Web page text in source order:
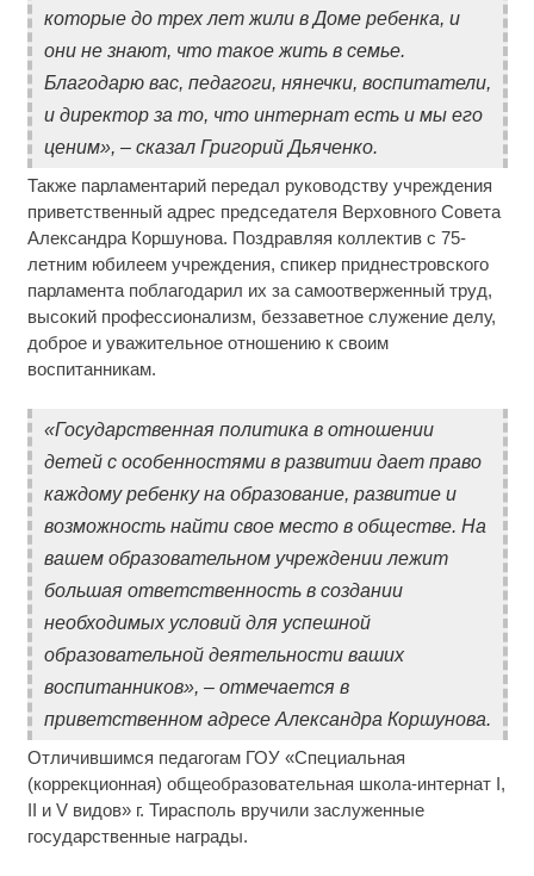
которые до трех лет жили в Доме ребенка, и
они не знают, что такое жить в семье.
Благодарю вас, педагоги, нянечки, воспитатели,
и директор за то, что интернат есть и мы его
ценим», – сказал Григорий Дьяченко.
Также парламентарий передал руководству учреждения
приветственный адрес председателя Верховного Совета
Александра Коршунова. Поздравляя коллектив с 75-
летним юбилеем учреждения, спикер приднестровского
парламента поблагодарил их за самоотверженный труд,
высокий профессионализм, беззаветное служение делу,
доброе и уважительное отношению к своим
воспитанникам.
«Государственная политика в отношении
детей с особенностями в развитии дает право
каждому ребенку на образование, развитие и
возможность найти свое место в обществе. На
вашем образовательном учреждении лежит
большая ответственность в создании
необходимых условий для успешной
образовательной деятельности ваших
воспитанников», – отмечается в
приветственном адресе Александра Коршунова.
Отличившимся педагогам ГОУ «Специальная
(коррекционная) общеобразовательная школа-интернат I,
II и V видов» г. Тирасполь вручили заслуженные
государственные награды.